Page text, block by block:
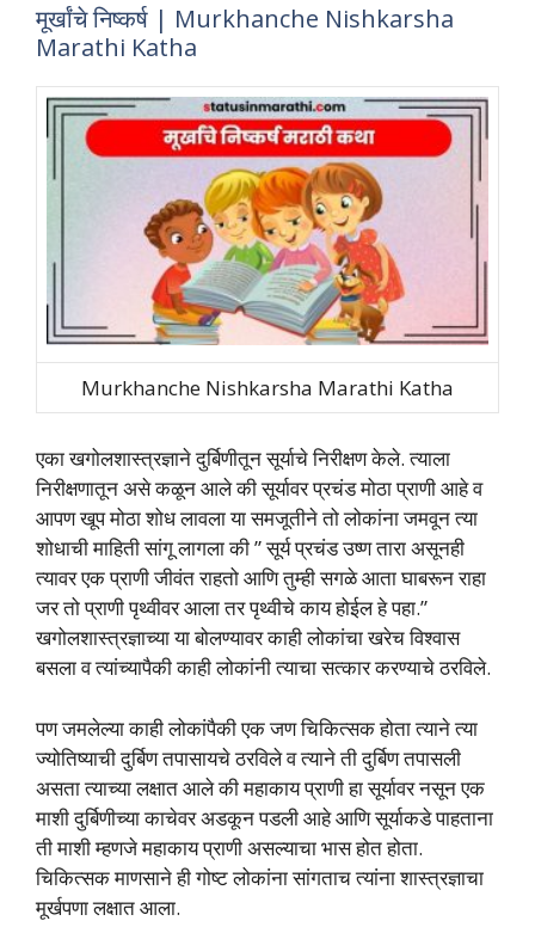
मूर्खांचे निष्‍कर्ष | Murkhanche Nishkarsha
Marathi Katha
Murkhanche Nishkarsha Marathi Katha
एका खगोलशास्त्रज्ञाने दुर्बिणीतून सूर्याचे निरीक्षण केले. त्‍याला
निरीक्षणातून असे कळून आले की सूर्यावर प्रचंड मोठा प्राणी आहे व
आपण खूप मोठा शोध लावला या समजूतीने तो लोकांना जमवून त्‍या
शोधाची माहिती सांगू लागला की ” सूर्य प्रचंड उष्‍ण तारा असूनही
त्‍यावर एक प्राणी जीवंत राहतो आणि तुम्‍ही सगळे आता घाबरून राहा
जर तो प्राणी पृथ्‍वीवर आला तर पृथ्‍वीचे काय होईल हे पहा.”
खगोलशास्‍त्रज्ञाच्‍या या बोलण्‍यावर काही लोकांचा खरेच विश्‍वास
बसला व त्‍यांच्‍यापैकी काही लोकांनी त्‍याचा सत्‍कार करण्‍याचे ठरविले.
पण जमलेल्‍या काही लोकांपैकी एक जण चिकित्‍सक होता त्‍याने त्‍या
ज्‍योतिष्‍याची दुर्बिण तपासायचे ठरविले व त्‍याने ती दुर्बिण तपासली
असता त्‍याच्‍या लक्षात आले की महाकाय प्राणी हा सूर्यावर नसून एक
माशी दुर्बिणीच्‍या काचेवर अडकून पडली आहे आणि सूर्याकडे पाहताना
ती माशी म्‍हणजे महाकाय प्राणी असल्‍याचा भास होत होता.
चिकित्‍सक माणसाने ही गोष्‍ट लोकांना सांगताच त्‍यांना शास्‍त्रज्ञाचा
मूर्खपणा लक्षात आला.